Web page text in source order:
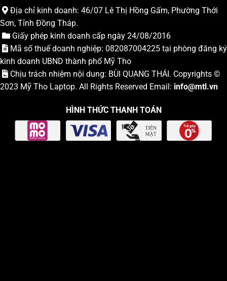
Địa chỉ kinh doanh: 46/07 Lê Thị Hồng Gấm, Phường Thới
Sơn, Tỉnh Đồng Tháp.
Giấy phép kinh doanh cấp ngày 24/08/2016
Mã số thuế doanh nghiệp: 082087004225 tại phòng đăng ký
kinh doanh UBND thành phố Mỹ Tho
Chịu trách nhiệm nội dung: BÙI QUANG THÁI. Copyrights ©
2023 Mỹ Tho Laptop. All Rights Reserved Email: info@mtl.vn
HÌNH THỨC THANH TOÁN